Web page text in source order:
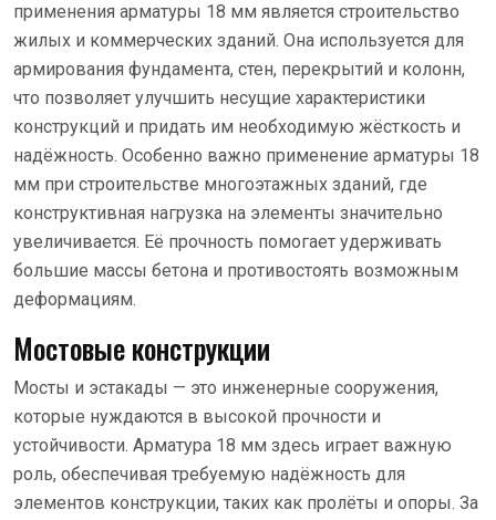
применения арматуры 18 мм является строительство
жилых и коммерческих зданий. Она используется для
армирования фундамента, стен, перекрытий и колонн,
что позволяет улучшить несущие характеристики
конструкций и придать им необходимую жёсткость и
надёжность. Особенно важно применение арматуры 18
мм при строительстве многоэтажных зданий, где
конструктивная нагрузка на элементы значительно
увеличивается. Её прочность помогает удерживать
большие массы бетона и противостоять возможным
деформациям.
Мостовые конструкции
Мосты и эстакады — это инженерные сооружения,
которые нуждаются в высокой прочности и
устойчивости. Арматура 18 мм здесь играет важную
роль, обеспечивая требуемую надёжность для
элементов конструкции, таких как пролёты и опоры. За